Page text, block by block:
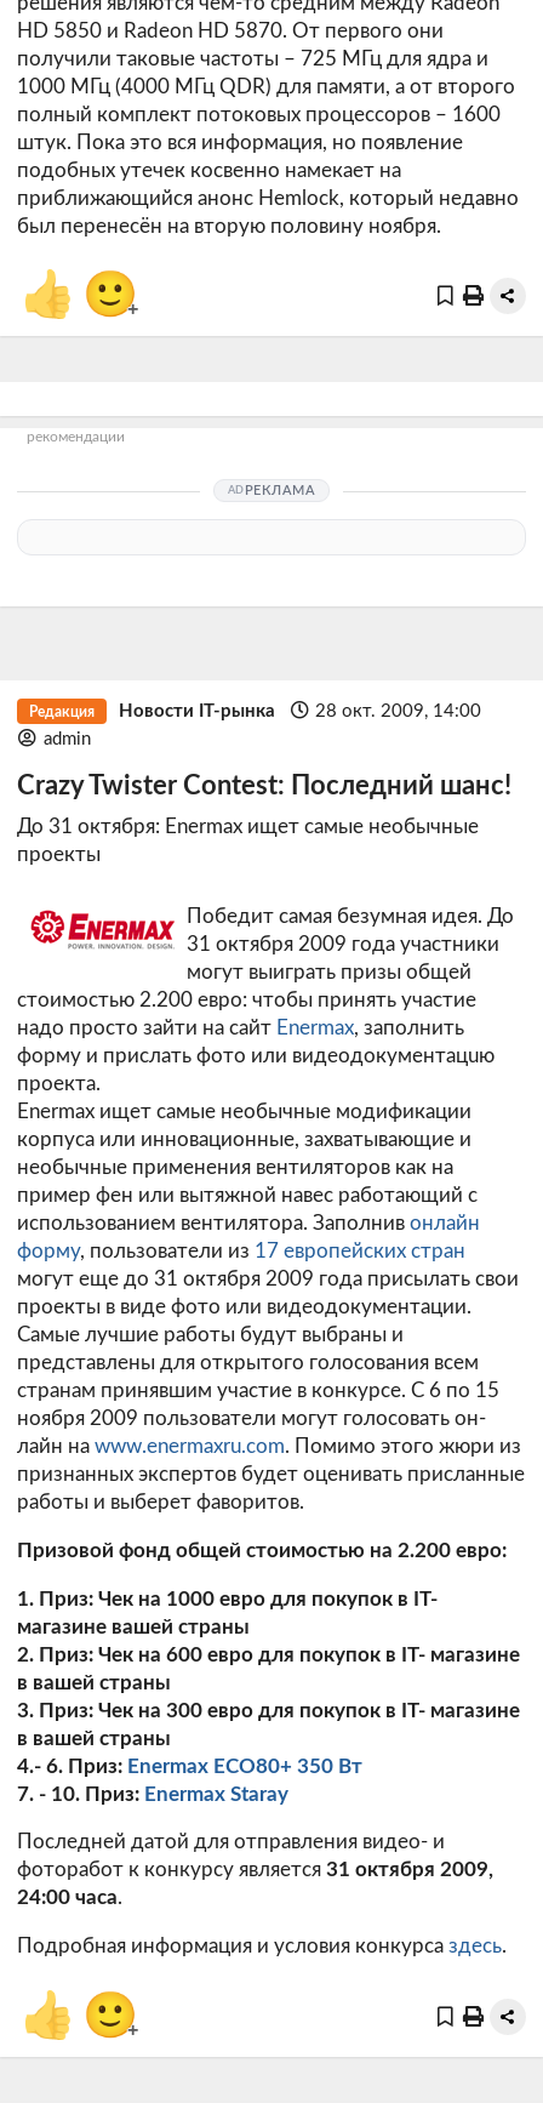
HD 5850 и Radeon HD 5870. От первого они
получили таковые частоты – 725 МГц для ядра и
1000 МГц (4000 МГц QDR) для памяти, а от второго
полный комплект потоковых процессоров – 1600
штук. Пока это вся информация, но появление
подобных утечек косвенно намекает на
приближающийся анонс Hemlock, который недавно
был перенесён на вторую половину ноября.
👍 🙂+
рекомендации
РЕКЛАМА
Редакция Новости IT-рынка
28 окт. 2009, 14:00
admin
Crazy Twister Contest: Последний шанс!
До 31 октября: Enermax ищет самые необычные
проекты
Победит самая безумная идея. До
31 октября 2009 года участники
могут выиграть призы общей
стоимостью 2.200 евро: чтобы принять участие
надо просто зайти на сайт Enermax, заполнить
форму и прислать фото или видеодокументацuю
проекта.
Enermax ищет самые необычные модификации
корпуса или инновационные, захватывающие и
необычные применения вентиляторов как на
пример фен или вытяжной навес работающий с
использованием вентилятора. Заполнив онлайн
форму, пользователи из 17 европейских стран
могут еще до 31 октября 2009 года присылать свои
проекты в виде фото или видеодокументации.
Самые лучшие работы будут выбраны и
представлены для открытого голосования всем
странам принявшим участие в конкурсе. С 6 по 15
ноября 2009 пользователи могут голосовать он-
лайн на www.enermaxru.com. Помимо этого жюри из
признанных экспертов будет оценивать присланные
работы и выберет фаворитов.
Призовой фонд общей стоимостью на 2.200 евро:
1. Приз: Чек на 1000 евро для покупок в IT-
магазине вашей страны
2. Приз: Чек на 600 евро для покупок в IT- магазине
в вашей страны
3. Приз: Чек на 300 евро для покупок в IT- магазине
в вашей страны
4.- 6. Приз: Enermax ECO80+ 350 Вт
7. - 10. Приз: Enermax Staray
Последней датой для отправления видео- и
фоторабот к конкурсу является 31 октября 2009,
24:00 часа.
Подробная информация и условия конкурса здесь.
👍 🙂+